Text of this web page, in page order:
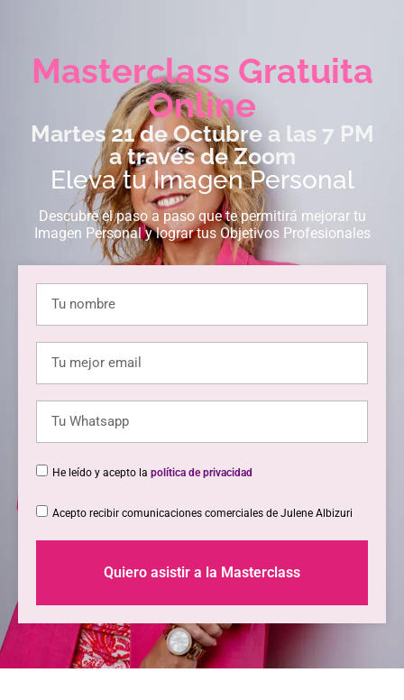
Masterclass Gratuita
Online
Martes 21 de Octubre a las 7 PM
a través de Zoom
Eleva tu Imagen Personal
Descubre el paso a paso que te permitirá mejorar tu
Imagen Personal y lograr tus Objetivos Profesionales
He leído y acepto la política de privacidad
Acepto recibir comunicaciones comerciales de Julene Albizuri
Quiero asistir a la Masterclass